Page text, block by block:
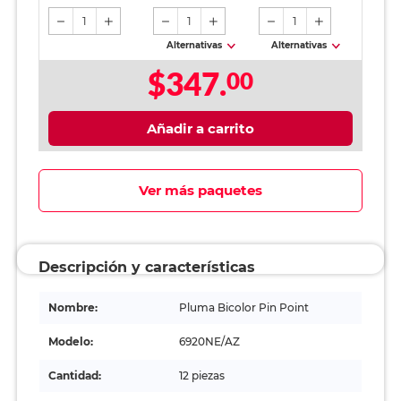
1 1
Alternativas
1
Alternativas
$347.00
Añadir a carrito
Ver más paquetes
Descripción y características
Nombre: Pluma Bicolor Pin Point
Modelo: 6920NE/AZ
Cantidad: 12 piezas